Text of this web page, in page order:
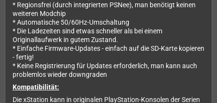
* Regionsfrei (durch integrierten PSNee), man benötigt keinen
weiteren Modchip
* Automatische 50/60Hz-Umschaltung
* Die Ladezeiten sind etwas schneller als bei einem
Originallaufwerk in gutem Zustand.
* Einfache Firmware-Updates - einfach auf die SD-Karte kopieren
- fertig!
* Keine Registrierung für Updates erforderlich, man kann auch
problemlos wieder downgraden
Kompatibilität:
Die xStation kann in originalen PlayStation-Konsolen der Serien